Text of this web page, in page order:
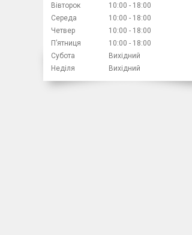
Вівторок
10:00
18:00
Середа
10:00
18:00
Четвер
10:00
18:00
Пʼятниця
10:00
18:00
Субота
Вихідний
Неділя
Вихідний